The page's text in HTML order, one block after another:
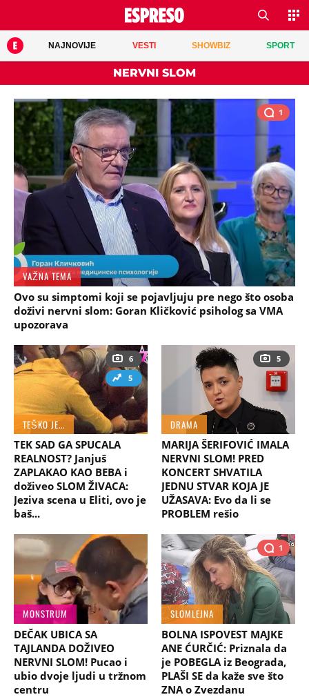
NAJNOVIJE VESTI SHOWBIZ SPORT
NERVNI SLOM
1
VAŽNA TEMA
Ovo su simptomi koji se pojavljuju pre nego što osoba
doživi nervni slom: Goran Kličković psiholog sa VMA
upozorava
6
5
TEŠKO JE...
TEK SAD GA SPUCALA
REALNOST? Janjuš
ZAPLAKAO KAO BEBA i
doživeo SLOM ŽIVACA:
Jeziva scena u Eliti, ovo je
baš...
5
DRAMA
MARIJA ŠERIFOVIĆ IMALA
NERVNI SLOM! PRED
KONCERT SHVATILA
JEDNU STVAR KOJA JE
UŽASAVA: Evo da li se
PROBLEM rešio
MONSTRUM
DEČAK UBICA SA
TAJLANDA DOŽIVEO
NERVNI SLOM! Pucao i
ubio dvoje ljudi u tržnom
centru
1
SLOMLEJNA
BOLNA ISPOVEST MAJKE
ANE ĆURČIĆ: Priznala da
je POBEGLA iz Beograda,
PLAŠI SE da kaže sve što
ZNA o Zvezdanu